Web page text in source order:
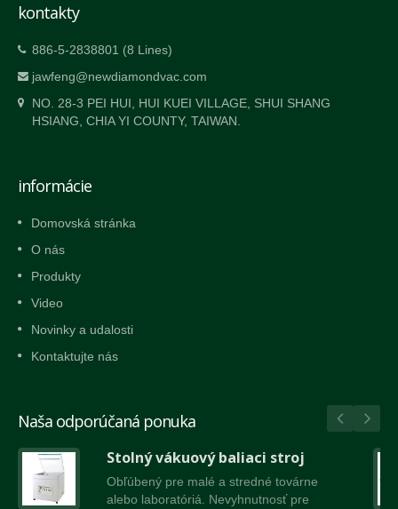
kontakty
886-5-2838801 (8 Lines)
jawfeng@newdiamondvac.com
NO. 28-3 PEI HUI, HUI KUEI VILLAGE, SHUI SHANG
HSIANG, CHIA YI COUNTY, TAIWAN.
informácie
Domovská stránka
O nás
Produkty
Video
Novinky a udalosti
Kontaktujte nás
Naša odporúčaná ponuka
Stolný vákuový baliaci stroj
Obľúbený pre malé a stredné továrne
alebo laboratóriá. Nevyhnutnosť pre